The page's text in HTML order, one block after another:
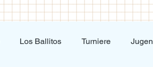
Los Ballitos Turniere